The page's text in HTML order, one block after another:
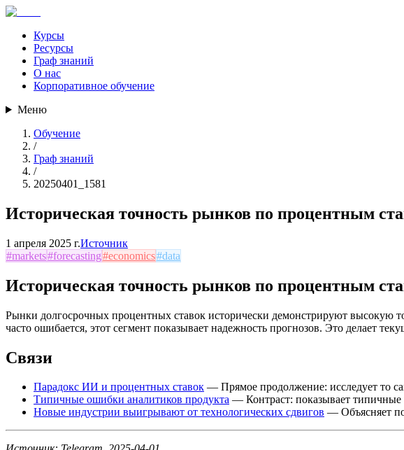
Курсы
Ресурсы
Граф знаний
О нас
Корпоративное обучение
Меню
Обучение
/
Граф знаний
/
20250401_1581
Историческая точность рынков по процентным
1 апреля 2025 г.Источник
#markets#forecasting#economics#data
Историческая точность рынков по процентным
Рынки долгосрочных процентных ставок исторически демонстрируют высокую
часто ошибается, этот сегмент показывает надежность прогнозов. Это делает
Связи
Парадокс ИИ и процентных ставок — Прямое продолжение: исследует то
Типичные ошибки аналитиков продукта — Контраст: показывает типичные
Новые индустрии выигрывают от технологических сдвигов — Объясняет